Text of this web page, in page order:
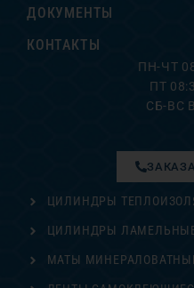
ДОКУМЕНТЫ
КОНТАКТЫ
ПН-ЧТ
ПТ
СБ-ВС
ЦИЛИНДРЫ
ЦИЛИНДРЫ
МАТЫ